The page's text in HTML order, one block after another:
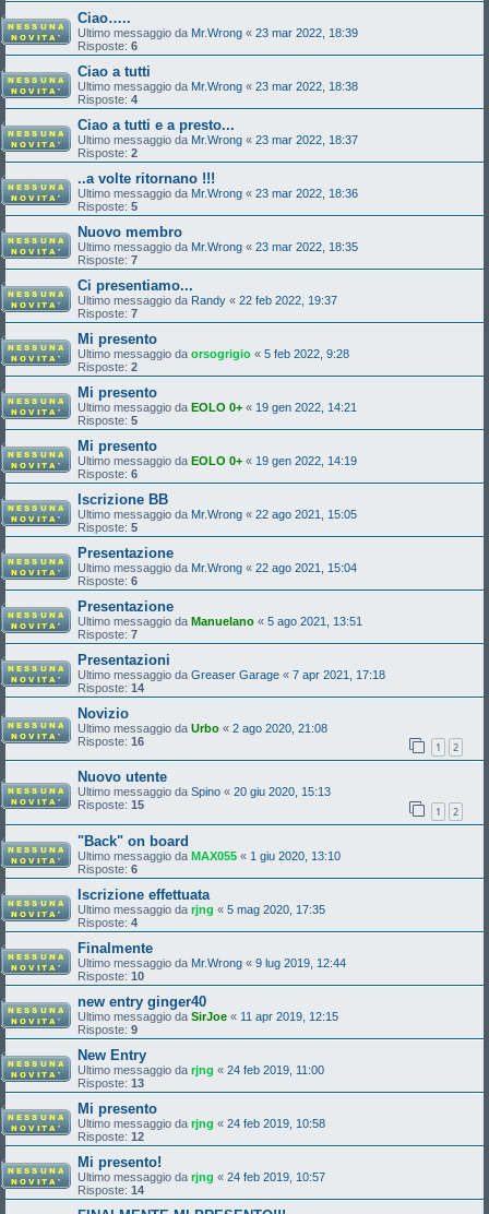
Ciao…..
Ultimo messaggio da Mr.Wrong « 23 mar 2022, 18:39
Risposte: 6
Ciao a tutti
Ultimo messaggio da Mr.Wrong « 23 mar 2022, 18:38
Risposte: 4
Ciao a tutti e a presto...
Ultimo messaggio da Mr.Wrong « 23 mar 2022, 18:37
Risposte: 2
..a volte ritornano !!!
Ultimo messaggio da Mr.Wrong « 23 mar 2022, 18:36
Risposte: 5
Nuovo membro
Ultimo messaggio da Mr.Wrong « 23 mar 2022, 18:35
Risposte: 7
Ci presentiamo...
Ultimo messaggio da Randy « 22 feb 2022, 19:37
Risposte: 7
Mi presento
Ultimo messaggio da orsogrigio « 5 feb 2022, 9:28
Risposte: 2
Mi presento
Ultimo messaggio da EOLO 0+ « 19 gen 2022, 14:21
Risposte: 5
Mi presento
Ultimo messaggio da EOLO 0+ « 19 gen 2022, 14:19
Risposte: 6
Iscrizione BB
Ultimo messaggio da Mr.Wrong « 22 ago 2021, 15:05
Risposte: 5
Presentazione
Ultimo messaggio da Mr.Wrong « 22 ago 2021, 15:04
Risposte: 6
Presentazione
Ultimo messaggio da Manuelano « 5 ago 2021, 13:51
Risposte: 7
Presentazioni
Ultimo messaggio da Greaser Garage « 7 apr 2021, 17:18
Risposte: 14
Novizio
Ultimo messaggio da Urbo « 2 ago 2020, 21:08
Risposte: 16 1 2
Nuovo utente
Ultimo messaggio da Spino « 20 giu 2020, 15:13
Risposte: 15 1 2
"Back" on board
Ultimo messaggio da MAX055 « 1 giu 2020, 13:10
Risposte: 6
Iscrizione effettuata
Ultimo messaggio da rjng « 5 mag 2020, 17:35
Risposte: 4
Finalmente
Ultimo messaggio da Mr.Wrong « 9 lug 2019, 12:44
Risposte: 10
new entry ginger40
Ultimo messaggio da SirJoe « 11 apr 2019, 12:15
Risposte: 9
New Entry
Ultimo messaggio da rjng « 24 feb 2019, 11:00
Risposte: 13
Mi presento
Ultimo messaggio da rjng « 24 feb 2019, 10:58
Risposte: 12
Mi presento!
Ultimo messaggio da rjng « 24 feb 2019, 10:57
Risposte: 14